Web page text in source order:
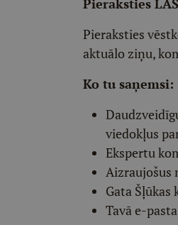
Pieraksties
aktuālo ziņu,
Ko tu saņemsi:
viedokļus
Ekspertu
Aizraujošus
Gata Šļūkas
Tavā e-